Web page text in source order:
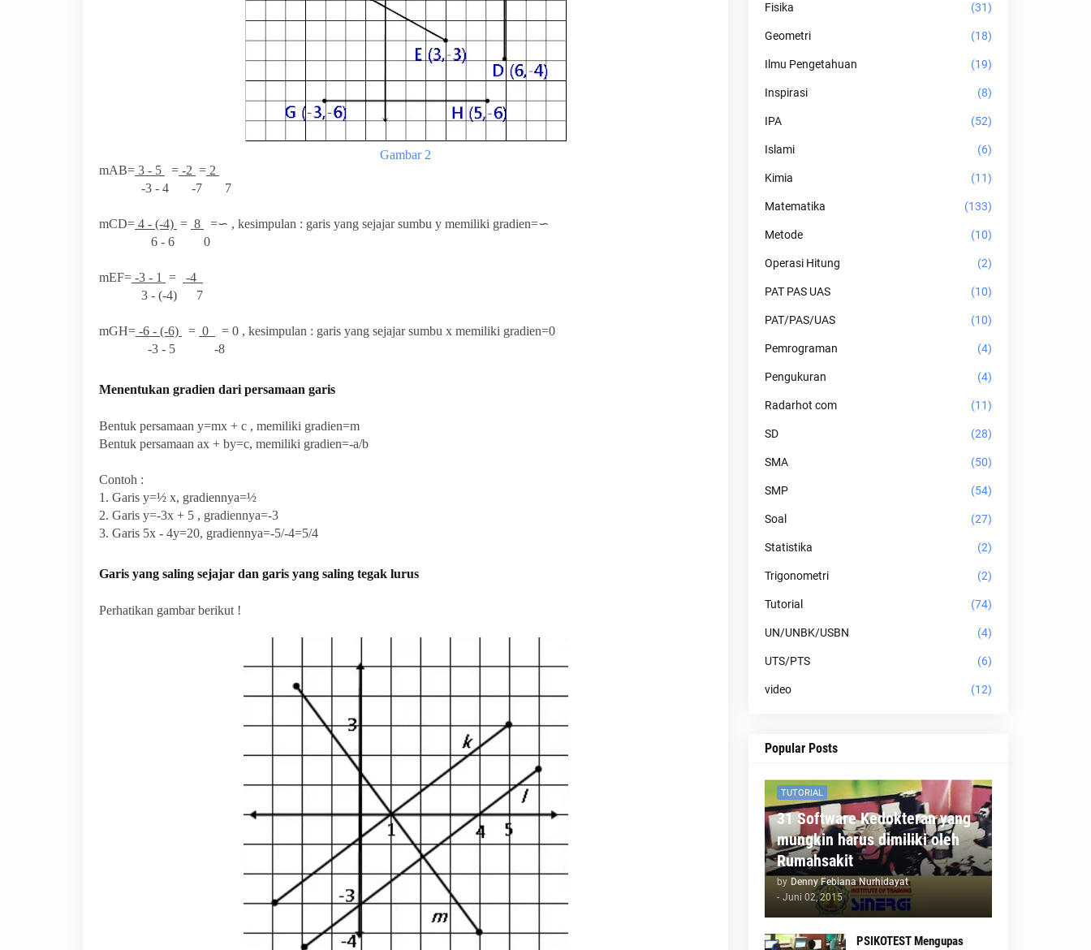
Gambar 2
mAB= 3 - 5 = -2 = 2
-3 - 4 -7 7
mCD= 4 - (-4) = 8
=∽ , kesimpulan : garis yang sejajar sumbu y memiliki gradien=∽
6 - 6 0
mEF= -3 - 1 =
-4
3 - (-4) 7
mGH= -6 - (-6) = 0
= 0 , kesimpulan : garis yang sejajar sumbu x memiliki gradien=0
-3 - 5 -8
Menentukan gradien dari persamaan garis
Bentuk persamaan y=mx + c , memiliki gradien=m
Bentuk persamaan ax + by=c, memiliki gradien=-a/b
Contoh :
1. Garis y=½ x, gradiennya=½
2. Garis y=-3x + 5 , gradiennya=-3
3. Garis 5x - 4y=20, gradiennya=-5/-4=5/4
Garis yang saling sejajar dan garis yang saling tegak lurus
Perhatikan gambar berikut !
Fisika (31)
Geometri (18)
Ilmu Pengetahuan (19)
Inspirasi (8)
IPA (52)
Islami (6)
Kimia (11)
Matematika (133)
Metode (10)
Operasi Hitung (2)
PAT PAS UAS (10)
PAT/PAS/UAS (10)
Pemrograman (4)
Pengukuran (4)
Radarhot com (11)
SD (28)
SMA (50)
SMP (54)
Soal (27)
Statistika (2)
Trigonometri (2)
Tutorial (74)
UN/UNBK/USBN (4)
UTS/PTS (6)
video (12)
Popular Posts
TUTORIAL
31 Software Kedokteran yang
mungkin harus dimiliki oleh
Rumahsakit
by Denny Febiana Nurhidayat
- Juni 02, 2015
PSIKOTEST Mengupas